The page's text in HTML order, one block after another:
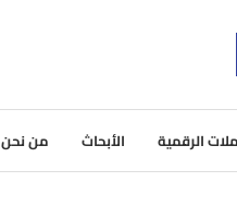
الرقمية الأبحاث من نحن